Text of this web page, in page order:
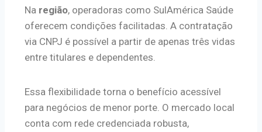
Na região, operadoras como SulAmérica Saúde
oferecem condições facilitadas. A contratação
via CNPJ é possível a partir de apenas três vidas
entre titulares e dependentes.
Essa flexibilidade torna o benefício acessível
para negócios de menor porte. O mercado local
conta com rede credenciada robusta,